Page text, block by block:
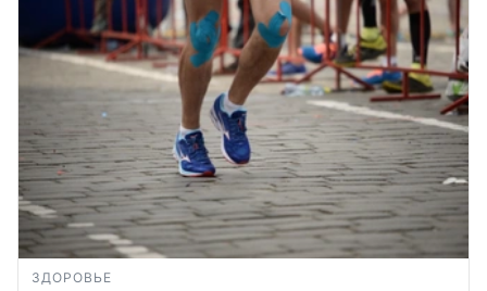
ЗДОРОВЬЕ